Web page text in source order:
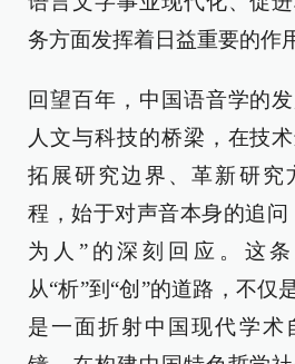
务方面发挥着日益重要的作
回望百年，中国语音学的
人文与科技的桥梁，在技
拓展研究边界、革新研究
程，始于对声音本身的追问
为人”的深刻回应。这条
从“析”到“创”的道路，不仅
是一面折射中国现代学术